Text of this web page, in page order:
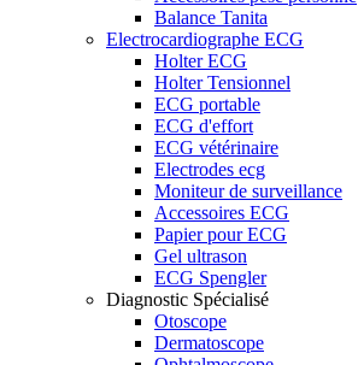
Balance Tanita
Electrocardiographe ECG
Holter ECG
Holter Tensionnel
ECG portable
ECG d'effort
ECG vétérinaire
Electrodes ecg
Moniteur de surveillance
Accessoires ECG
Papier pour ECG
Gel ultrason
ECG Spengler
Diagnostic Spécialisé
Otoscope
Dermatoscope